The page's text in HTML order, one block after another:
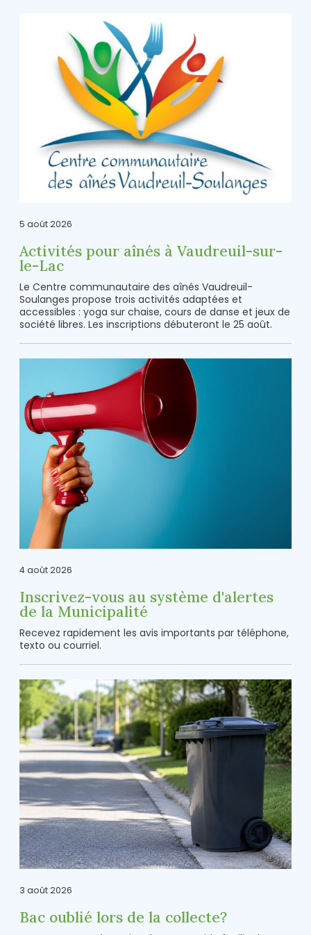
5 août 2026
Activités pour aînés à Vaudreuil-sur-
le-Lac
Le Centre communautaire des aînés Vaudreuil-
Soulanges propose trois activités adaptées et
accessibles : yoga sur chaise, cours de danse et jeux de
société libres. Les inscriptions débuteront le 25 août.
4 août 2026
Inscrivez-vous au système d'alertes
de la Municipalité
Recevez rapidement les avis importants par téléphone,
texto ou courriel.
3 août 2026
Bac oublié lors de la collecte?